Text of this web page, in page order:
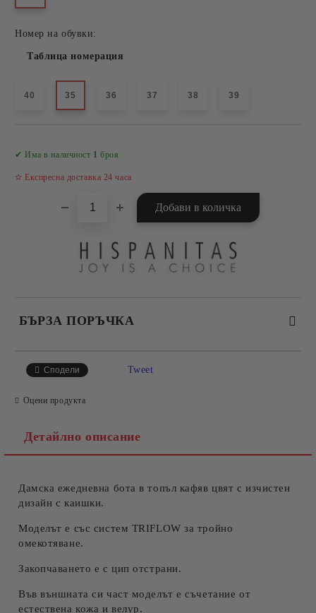
Номер на обувки:
Таблица номерация
40 35 36 37 38 39
✔ Има в наличност 1 броя
✫ Експресна доставка 24 часа
БЪРЗА ПОРЪЧКА
Съгласен съм сПолитиката за лични данни
Сподели Tweet
Оцени продукта
Детайлно описание
Дамска ежедневна бота в топъл кафяв цвят с изчистен
дизайн с каишки.
Моделът е със систем TRIFLOW за тройно
омекотяване.
Закопчаването е с цип отстрани.
Във външната си част моделът е съчетание от
естествена кожа и велур.